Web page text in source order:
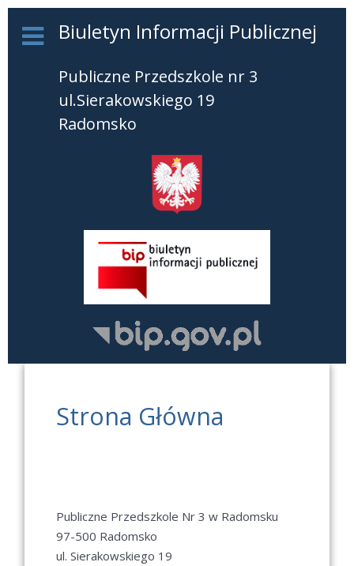
Biuletyn Informacji Publicznej
Publiczne Przedszkole nr 3
ul.Sierakowskiego 19
Radomsko
Strona Główna
Publiczne Przedszkole Nr 3 w Radomsku
97-500 Radomsko
ul. Sierakowskiego 19